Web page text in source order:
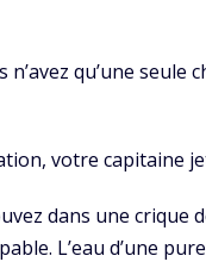
n’avez qu’une seule
votre capitaine
dans une crique
L’eau d’une